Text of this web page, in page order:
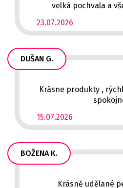
23.07.2026
velká pochvala a
DUŠAN G.
15.07.2026
Krásne produkty ,
BOŽENA K.
Krásně udělané